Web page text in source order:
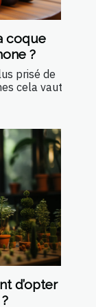
coque
?
prisé de
cela vaut
d’opter